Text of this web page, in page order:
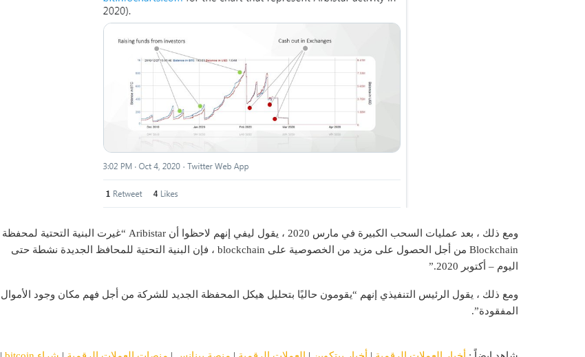
ومع ذلك ، بعد عمليات السحب الكبيرة في مارس 2020 ، يقول ليفي إنهم لاحظوا أن Aribistar “غيرت البنية التحتية لمحفظة
Blockchain من أجل الحصول على مزيد من الخصوصية على blockchain ، فإن البنية التحتية للمحافظ الجديدة نشطة حتى
اليوم – أكتوبر 2020.”
ومع ذلك ، يقول الرئيس التنفيذي إنهم “يقومون حاليًا بتحليل هيكل المحفظة الجديد للشركة من أجل فهم مكان وجود الأموال
المفقودة”.